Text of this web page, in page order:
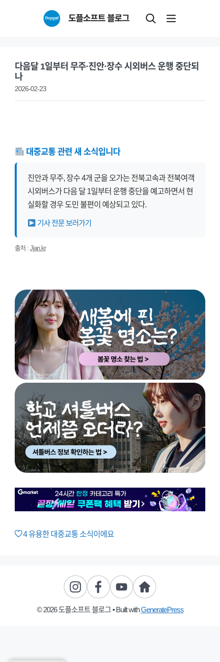
도플소프트 블로그
다음달 1일부터 무주·진안·장수 시외버스 운행 중단되
나
2026-02-23
대중교통 관련 새 소식입니다
진안과 무주, 장수 4개 군을 오가는 전북고속과 전북여객
시외버스가 다음 달 1일부터 운행 중단을 예고하면서 현
실화할 경우 도민 불편이 예상되고 있다.
기사 전문 보러가기
출처 : Jjan.kr
4유용한 대중교통 소식이에요
© 2026 도플소프트 블로그• Built withGeneratePress